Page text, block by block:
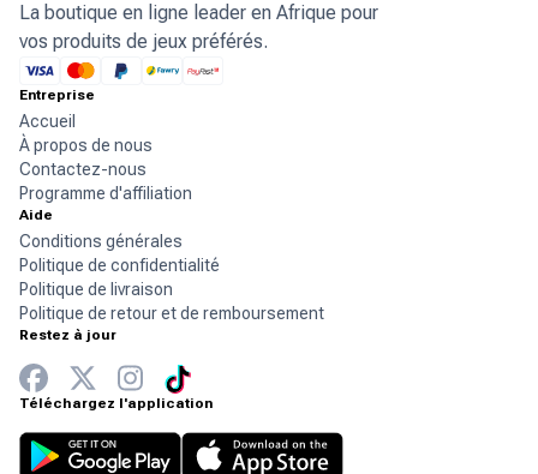
La boutique en ligne leader en Afrique pour
vos produits de jeux préférés.
Entreprise
Accueil
À propos de nous
Contactez-nous
Programme d'affiliation
Aide
Conditions générales
Politique de confidentialité
Politique de livraison
Politique de retour et de remboursement
Restez à jour
Téléchargez l'application